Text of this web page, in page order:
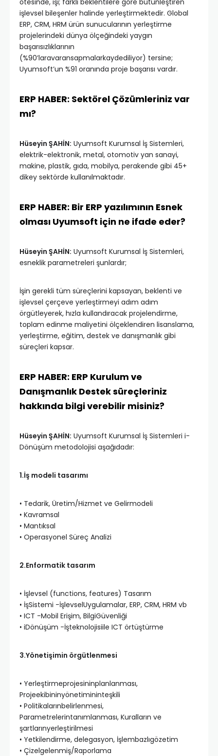
işlevsel bileşenler halinde yerleştirmektedir. Global
ERP, CRM, HRM ürün sunucularının yerleştirme
projelerindeki dünya ölçeğindeki yaygın
başarısızlıklarının
(%90’laravaransapmalarkaydediliyor) tersine;
Uyumsoft’un %91 oranında proje başarısı vardır.
ERP HABER: Sektörel Çözümleriniz var
mı?
Hüseyin ŞAHİN: Uyumsoft Kurumsal İş Sistemleri,
elektrik-elektronik, metal, otomotiv yan sanayi,
makine, plastik, gıda, mobilya, perakende gibi 45+
dikey sektörde kullanılmaktadır.
ERP HABER: Bir ERP yazılımının Esnek
olması Uyumsoft için ne ifade eder?
Hüseyin ŞAHİN: Uyumsoft Kurumsal İş Sistemleri,
esneklik parametreleri şunlardır;
İşin gerekli tüm süreçlerini kapsayan, beklenti ve
işlevsel çerçeve yerleştirmeyi adım adım
örgütleyerek, hızla kullandıracak projelendirme,
toplam edinme maliyetini ölçeklendiren lisanslama,
yerleştirme, eğitim, destek ve danışmanlık gibi
süreçleri kapsar.
ERP HABER: ERP Kurulum ve
Danışmanlık Destek süreçleriniz
hakkında bilgi verebilir misiniz?
Hüseyin ŞAHİN: Uyumsoft Kurumsal İş Sistemleri i-
Dönüşüm metodolojisi aşağıdadır:
1.İş modeli tasarımı
• Tedarik, Üretim/Hizmet ve Gelirmodeli
• Kavramsal
• Mantıksal
• Operasyonel Süreç Analizi
2.Enformatik tasarım
• İşlevsel (functions, features) Tasarım
• İşSistemi -İşlevselUygulamalar, ERP, CRM, HRM vb
• ICT -Mobil Erişim, BilgiGüvenliği
• iDönüşüm -İşteknolojisiile ICT örtüştürme
3.Yönetişimin örgütlenmesi
• Yerleştirmeprojesininplanlanması,
Projeekibininyönetimininteşkili
• Politikalarınbelirlenmesi,
Parametrelerintanımlanması, Kuralların ve
şartlarınyerleştirilmesi
• Yetkilendirme, delegasyon, İşlembazlıgözetim
• Çizelgelenmiş/Raporlama